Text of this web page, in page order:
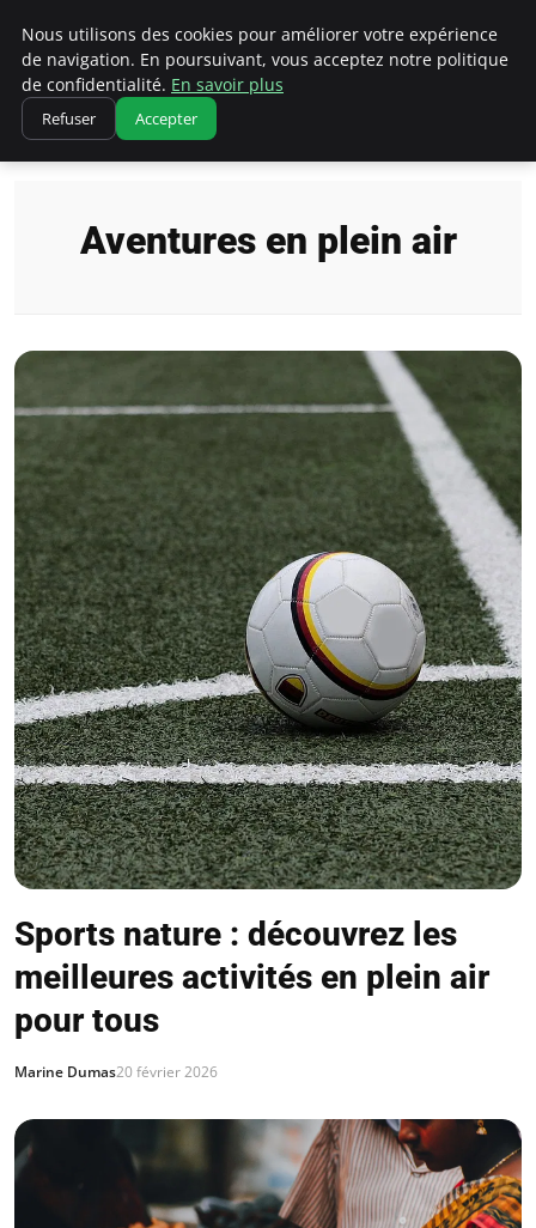
Correze Co
Accueil Aventures en plein air
Aventures en plein air
Sports nature : découvrez les
meilleures activités en plein air
pour tous
Marine Dumas20 février 2026
Nous utilisons des cookies pour améliorer votre expérience
de navigation. En poursuivant, vous acceptez notre politique
de confidentialité. En savoir plus
Refuser Accepter